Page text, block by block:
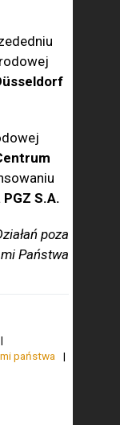
PGZ S.A.
poza
Państwa
państwa